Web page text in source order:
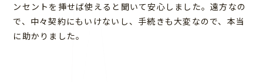
ンセントを挿せば使えると聞いて安心しました。遠方なの
で、中々契約にもいけないし、手続きも大変なので、本当
に助かりました。